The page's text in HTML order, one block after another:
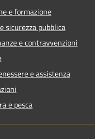
e formazione
sicurezza pubblica
e contravvenzioni
e assistenza
e pesca